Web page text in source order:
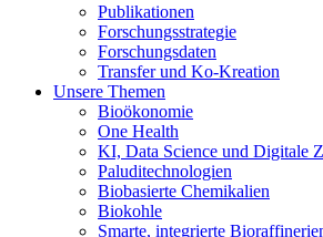
Publikationen
Forschungsstrategie
Forschungsdaten
Transfer und Ko-Kreation
Unsere Themen
Bioökonomie
One Health
KI, Data Science und Digitale
Paluditechnologien
Biobasierte Chemikalien
Biokohle
Smarte, integrierte